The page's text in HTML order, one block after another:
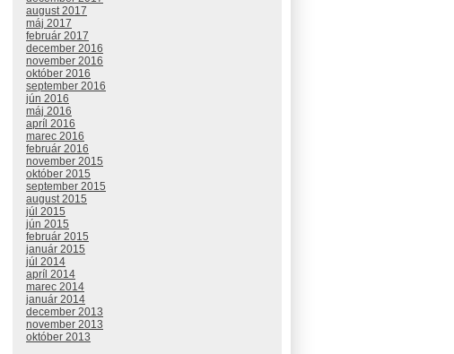
august 2017
máj 2017
február 2017
december 2016
november 2016
október 2016
september 2016
jún 2016
máj 2016
apríl 2016
marec 2016
február 2016
november 2015
október 2015
september 2015
august 2015
júl 2015
jún 2015
február 2015
január 2015
júl 2014
apríl 2014
marec 2014
január 2014
december 2013
november 2013
október 2013